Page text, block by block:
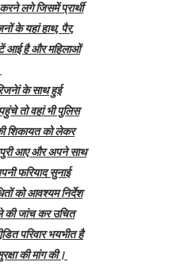
लगे जिसमें प्रार्थी
के यहां हाथ, पैर,
आई है और महिलाओं
के साथ हुई
तो वहां भी पुलिस
शिकायत को लेकर
आए और अपने साथ
फरियाद सुनाई
को आवश्यम निर्देश
की जांच कर उचित
परिवार भयभीत है
की मांग की।